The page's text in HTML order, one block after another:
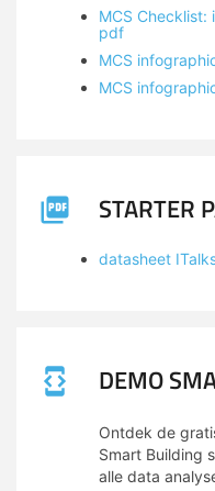
MCS Checklist:
pdf
MCS
MCS
STARTER
datasheet
DEMO
Ontdek de
Smart Building
alle data